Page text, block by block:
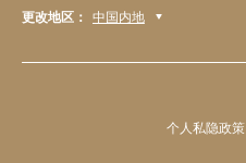
更改地区： 中国内地
个人私隐政策